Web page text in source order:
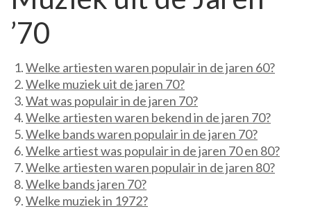
’70
Welke artiesten waren populair in de jaren 60?
Welke muziek uit de jaren 70?
Wat was populair in de jaren 70?
Welke artiesten waren bekend in de jaren 70?
Welke bands waren populair in de jaren 70?
Welke artiest was populair in de jaren 70 en 80?
Welke artiesten waren populair in de jaren 80?
Welke bands jaren 70?
Welke muziek in 1972?